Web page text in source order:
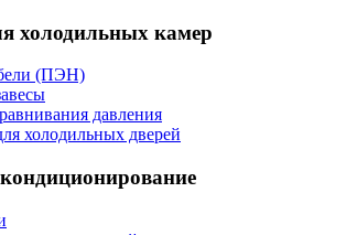
холодильных камер
(ПЭН)
давления
холодильных дверей